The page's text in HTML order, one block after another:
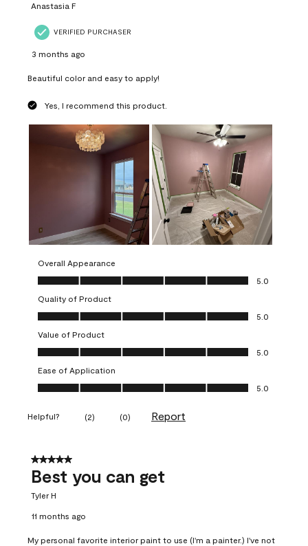
Anastasia F
VERIFIED PURCHASER
3 months ago
Beautiful color and easy to apply!
Yes, I recommend this product.
Overall Appearance
Overall Appearance, 5.0 out of 5
5.0
Quality of Product
Quality of Product, 5.0 out of 5
5.0
Value of Product
Value of Product, 5.0 out of 5
5.0
Ease of Application
Ease of Application, 5.0 out of 5
5.0
Helpful? (2) (0) Report
5 out of 5 stars.
Best you can get
Tyler H
11 months ago
My personal favorite interior paint to use (I'm a painter.) I've not